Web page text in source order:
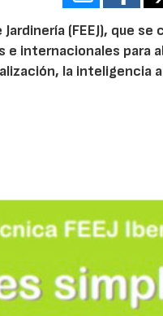
(FEEJ), que se
e internacionales para
la inteligencia